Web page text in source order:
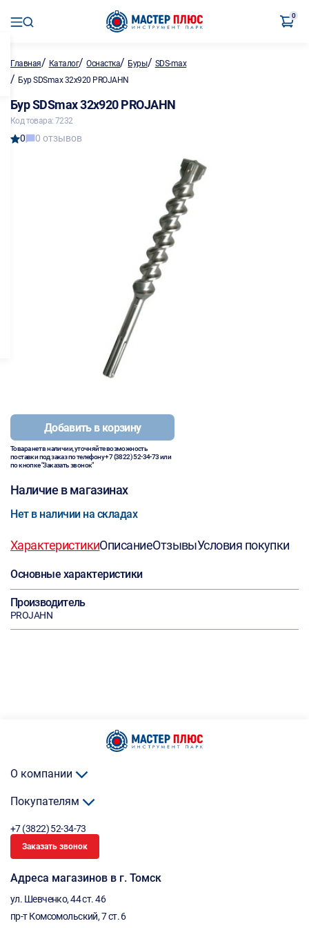
0
Главная/ Каталог/Оснастка/ Буры/ SDS-max
/ Бур SDSmax 32х920 PROJAHN
Бур SDSmax 32х920 PROJAHN
Код товара: 7232
0 0 отзывов
Добавить в корзину
Товара нет в наличии, уточняйте возможность
поставки под заказ по телефону+7 (3822) 52-34-73или
по кнопке "Заказать звонок"
Наличие в магазинах
Нет в наличии на складах
ХарактеристикиОписаниеОтзывыУсловия покупки
Основные характеристики
Производитель
PROJAHN
О компании
Покупателям
+7 (3822) 52-34-73
Заказать звонок
Адреса магазинов в г. Томск
ул. Шевченко, 44 ст. 46
пр-т Комсомольский, 7 ст. 6